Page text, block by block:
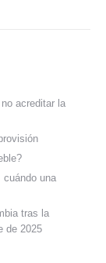
acreditar la
una
tras la
de 2025